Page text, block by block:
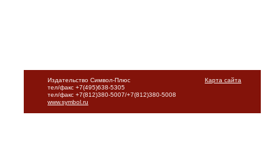
Карта сайта
Издательство Символ-Плюс
тел/факс +7(495)638-5305
тел/факс +7(812)380-5007/+7(812)380-5008
www.symbol.ru